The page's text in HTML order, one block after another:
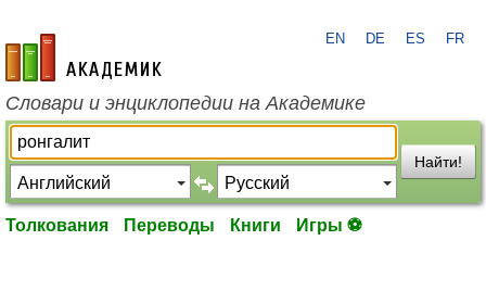
academic.ru
EN DE ES FR
Словари и энциклопедии на Академике
Найти!
Толкования Переводы Книги Игры ⚽